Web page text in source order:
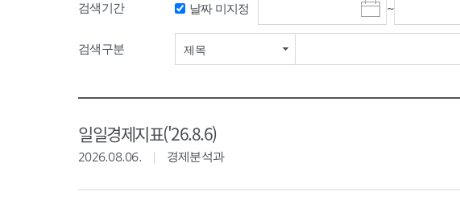
검색기간 날짜 미지정
시
작
~
검색구분 제목
일일경제지표('26.8.6)
2026.08.06. 경제분석과